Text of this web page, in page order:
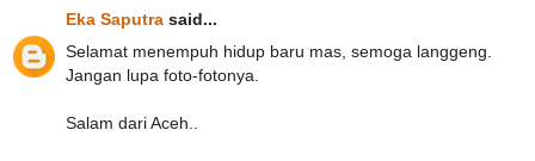
Eka Saputra said...
Selamat menempuh hidup baru mas, semoga langgeng.
Jangan lupa foto-fotonya.
Salam dari Aceh..